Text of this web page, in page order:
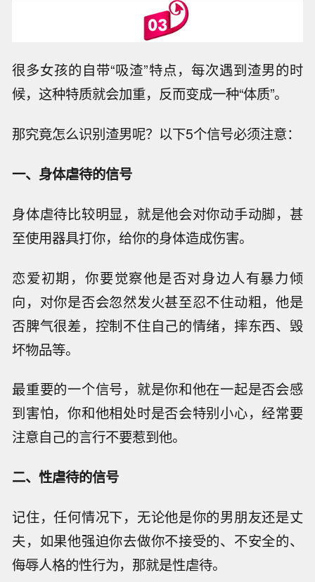
很多女孩的自带“吸渣”特点，每次遇到渣男的时
候，这种特质就会加重，反而变成一种“体质”。
那究竟怎么识别渣男呢？以下5个信号必须注意：
一、身体虐待的信号
身体虐待比较明显，就是他会对你动手动脚，甚
至使用器具打你，给你的身体造成伤害。
恋爱初期，你要觉察他是否对身边人有暴力倾
向，对你是否会忽然发火甚至忍不住动粗，他是
否脾气很差，控制不住自己的情绪，摔东西、毁
坏物品等。
最重要的一个信号，就是你和他在一起是否会感
到害怕，你和他相处时是否会特别小心，经常要
注意自己的言行不要惹到他。
二、性虐待的信号
记住，任何情况下，无论他是你的男朋友还是丈
夫，如果他强迫你去做你不接受的、不安全的、
侮辱人格的性行为，那就是性虐待。